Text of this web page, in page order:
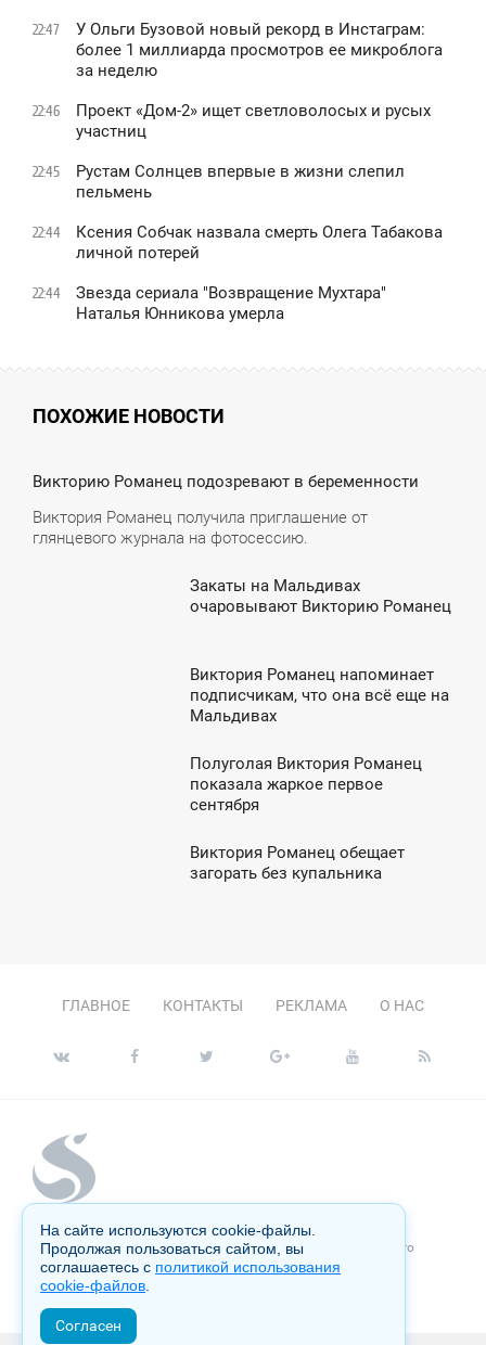
22:47
У Ольги Бузовой новый рекорд в Инстаграм:
более 1 миллиарда просмотров ее микроблога
за неделю
22:46
Проект «Дом-2» ищет светловолосых и русых
участниц
22:45
Рустам Солнцев впервые в жизни слепил
пельмень
22:44
Ксения Собчак назвала смерть Олега Табакова
личной потерей
22:44
Звезда сериала "Возвращение Мухтара"
Наталья Юнникова умерла
ПОХОЖИЕ НОВОСТИ
Викторию Романец подозревают в беременности
Виктория Романец получила приглашение от
глянцевого журнала на фотосессию.
Закаты на Мальдивах
очаровывают Викторию Романец
Виктория Романец напоминает
подписчикам, что она всё еще на
Мальдивах
Полуголая Виктория Романец
показала жаркое первое
сентября
Виктория Романец обещает
загорать без купальника
ГЛАВНОЕ КОНТАКТЫ РЕКЛАМА О НАС
Копирование материалов сайта запрещено без письменного
согласия администрации и преследуется по закону.
Настоящий ресурс может содержать материалы 18+
На сайте используются cookie-файлы.
Продолжая пользоваться сайтом, вы
соглашаетесь с политикой использования
cookie-файлов
Согласен